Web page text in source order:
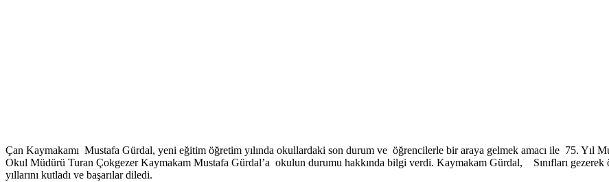
Çan Kaymakamı Mustafa Gürdal, yeni eğitim öğretim yılında okullardaki son durum ve öğrencilerle bir araya gelmek amacı ile 75. Yıl
Okul Müdürü Turan Çokgezer Kaymakam Mustafa Gürdal’a okulun durumu hakkında bilgi verdi. Kaymakam Gürdal, Sınıfları
yıllarını kutladı ve başarılar diledi.